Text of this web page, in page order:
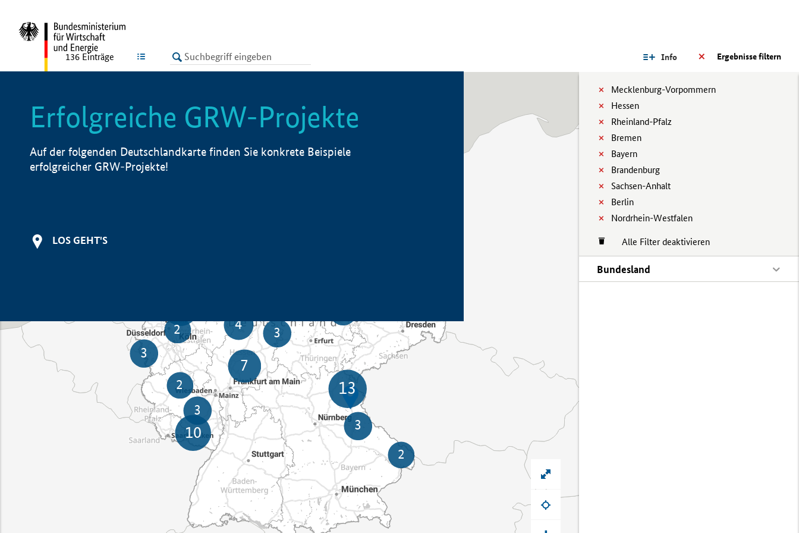
LISTE Ergebnisse filtern
Info
Mecklenburg-Vorpommern
Hessen
Rheinland-Pfalz
Bremen
Bayern
Brandenburg
Sachsen-Anhalt
Berlin
Nordrhein-Westfalen
Alle Filter deaktivieren
Bundesland
136 Einträge
Erfolgreiche GRW-Projekte
Auf der folgenden Deutschlandkarte finden Sie konkrete Beispiele
erfolgreicher GRW-Projekte!
LOS GEHT'S